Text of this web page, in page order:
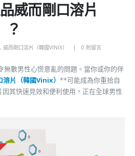
威而剛口溶片
？
, 威而剛口溶片（韓國VINIX） 0 則留言
無數男性心慌意亂的問題。當你或你的伴
溶片（韓國Vinix） **可能成為你重拾自
其快速見效和便利使用，正在全球男性